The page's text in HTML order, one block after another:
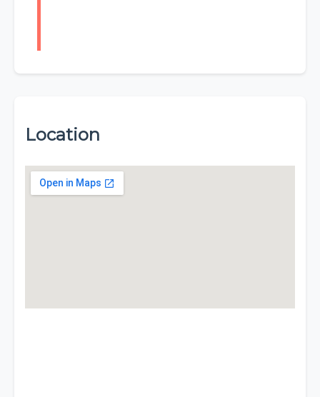
Location